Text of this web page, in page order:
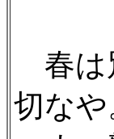
春は
切なや